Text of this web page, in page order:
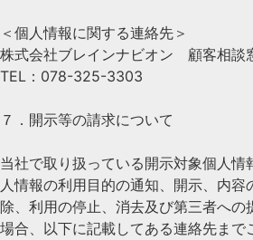
＜個人情報に関する連絡先＞
株式会社ブレインナビオン 顧客相談
TEL：078-325-3303
７．開示等の請求について
当社で取り扱っている開示対象個人情
人情報の利用目的の通知、開示、内容
除、利用の停止、消去及び第三者への
場合、以下に記載してある連絡先まで